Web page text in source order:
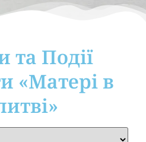
та Події
«Матері в